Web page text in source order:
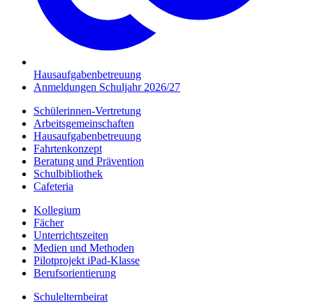
Hausaufgabenbetreuung
Anmeldungen Schuljahr 2026/27
Schülerinnen-Vertretung
Arbeitsgemeinschaften
Hausaufgabenbetreuung
Fahrtenkonzept
Beratung und Prävention
Schulbibliothek
Cafeteria
Kollegium
Fächer
Unterrichtszeiten
Medien und Methoden
Pilotprojekt iPad-Klasse
Berufsorientierung
Schulelternbeirat